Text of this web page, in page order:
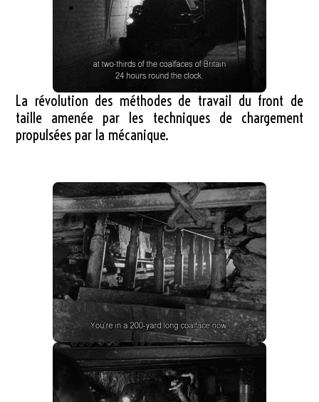
La révolution des méthodes de travail du front de
taille amenée par les techniques de chargement
propulsées par la mécanique.